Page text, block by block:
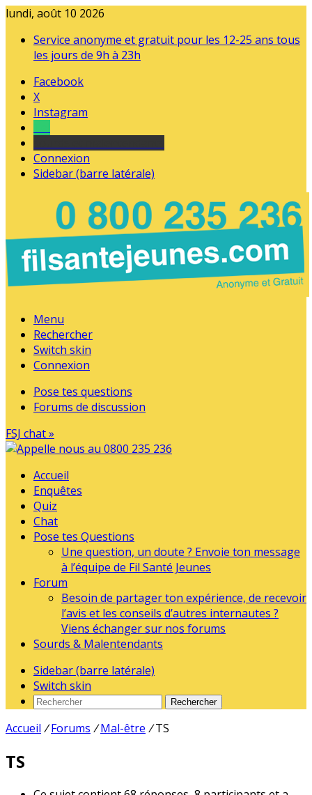
lundi, août 10 2026
Service anonyme et gratuit pour les 12-25 ans tous
les jours de 9h à 23h
Facebook
X
Instagram
Connexion
Sidebar (barre latérale)
Menu
Rechercher
Switch skin
Connexion
Pose tes questions
Forums de discussion
FSJ chat »
Accueil
Enquêtes
Quiz
Chat
Pose tes Questions
Une question, un doute ? Envoie ton message
à l’équipe de Fil Santé Jeunes
Forum
Besoin de partager ton expérience, de recevoir
l’avis et les conseils d’autres internautes ?
Viens échanger sur nos forums
Sourds & Malentendants
Sidebar (barre latérale)
Switch skin
Rechercher
Accueil / Forums / Mal-être / TS
TS